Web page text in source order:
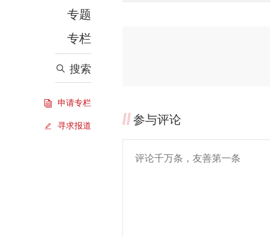
专题
专栏
搜索
申请专栏
寻求报道
参与评论